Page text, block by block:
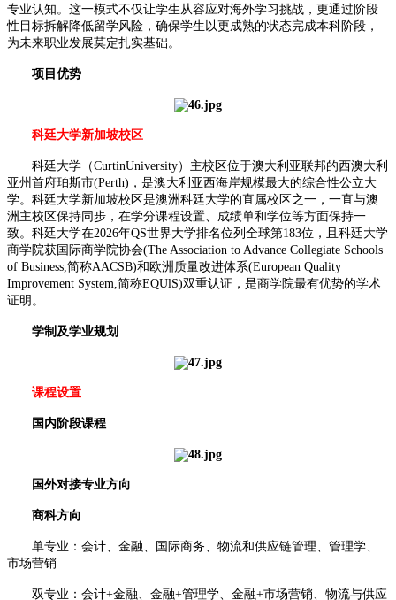
专业认知。这一模式不仅让学生从容应对海外学习挑战，更通过阶段
性目标拆解降低留学风险，确保学生以更成熟的状态完成本科阶段，
为未来职业发展莫定扎实基础。
项目优势
科廷大学新加坡校区
科廷大学（CurtinUniversity）主校区位于澳大利亚联邦的西澳大利
亚州首府珀斯市(Perth)，是澳大利亚西海岸规模最大的综合性公立大
学。科廷大学新加坡校区是澳洲科廷大学的直属校区之一，一直与澳
洲主校区保持同步，在学分课程设置、成绩单和学位等方面保持一
致。科廷大学在2026年QS世界大学排名位列全球第183位，且科廷大学
商学院获国际商学院协会(The Association to Advance Collegiate Schools
of Business,简称AACSB)和欧洲质量改进体系(European Quality
Improvement System,简称EQUlS)双重认证，是商学院最有优势的学术
证明。
学制及学业规划
课程设置
国内阶段课程
国外对接专业方向
商科方向
单专业：会计、金融、国际商务、物流和供应链管理、管理学、
市场营销
双专业：会计+金融、金融+管理学、金融+市场营销、物流与供应